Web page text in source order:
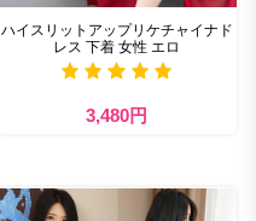
ハイスリットアップリケチャイナド
レス 下着 女性 エロ
3,480円